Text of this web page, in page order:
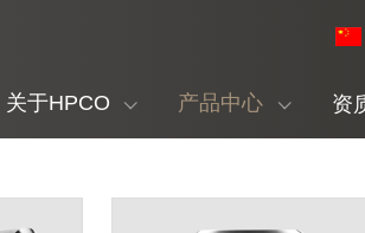
关于HPCO 产品中心 资